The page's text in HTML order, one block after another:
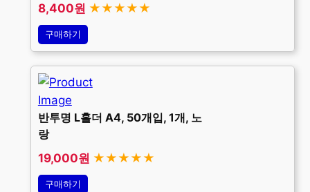
8,400원 ★★★★★
구매하기
반투명 L홀더 A4, 50개입, 1개, 노
랑
19,000원 ★★★★★
구매하기